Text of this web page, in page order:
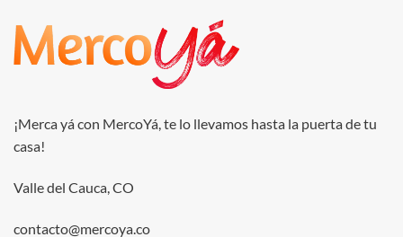
¡Merca yá con MercoYá, te lo llevamos hasta la puerta de tu
casa!
Valle del Cauca, CO
contacto@mercoya.co